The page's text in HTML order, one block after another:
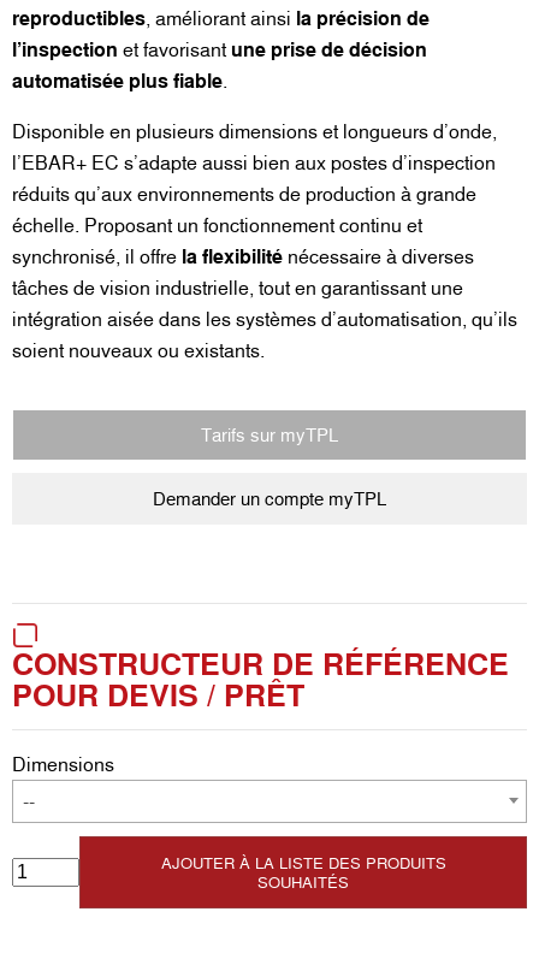
reproductibles , améliorant ainsi la précision de
l’inspection et favorisant une prise de décision
automatisée plus fiable
Disponible en plusieurs dimensions et longueurs d’onde,
l’EBAR+ EC s’adapte aussi bien aux postes d’inspection
réduits qu’aux environnements de production à grande
échelle. Proposant un fonctionnement continu et
synchronisé, il offre la flexibilité nécessaire à diverses
tâches de vision industrielle, tout en garantissant une
intégration aisée dans les systèmes d’automatisation, qu’ils
soient nouveaux ou existants.
Tarifs sur myTPL
Demander un compte myTPL
CONSTRUCTEUR DE RÉFÉRENCE
POUR DEVIS / PRÊT
Dimensions
--
AJOUTER À LA LISTE DES PRODUITS
SOUHAITÉS